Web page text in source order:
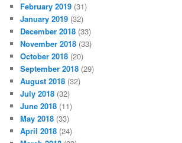
February 2019 (31)
January 2019 (32)
December 2018 (33)
November 2018 (33)
October 2018 (20)
September 2018 (29)
August 2018 (32)
July 2018 (32)
June 2018 (11)
May 2018 (33)
April 2018 (24)